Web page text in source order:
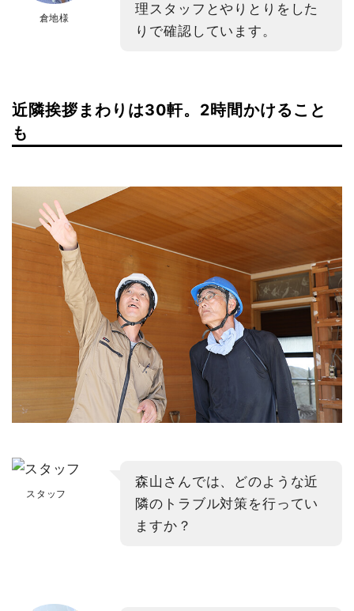
倉地様
理スタッフとやりとりをした
りで確認しています。
近隣挨拶まわりは30軒。2時間かけること
も
スタッフ
森山さんでは、どのような近
隣のトラブル対策を行ってい
ますか？